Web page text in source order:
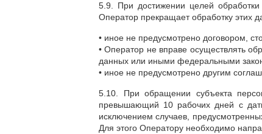
5.9. При достижении целей
Оператор прекращает обработку этих
• иное не предусмотрено договором,
• Оператор не вправе осуществлять
данных или иными федеральными
• иное не предусмотрено другим
5.10. При обращении субъекта
превышающий 10 рабочих дней с
исключением случаев,
Для этого Оператору необходимо